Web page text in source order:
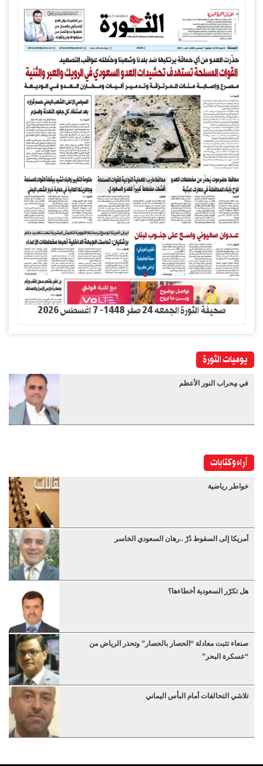
صحيفة الثورة الجمعه 24 صفر 1448- 7 اغسطس 2026
يوميات الثورة
في مِحراب النور الأعظم
آراء وكتابات
خواطر رياضية
أمريكا إلى السقوط دُرْ ..رهان السعودي الخاسر
هل تكرّر السعودية أخطاءها؟
صنعاء تثبت معادلة “الحصار بالحصار” وتحذر الرياض من
“عسكرة البحر”
تلاشي التحالفات أمام البأس اليماني